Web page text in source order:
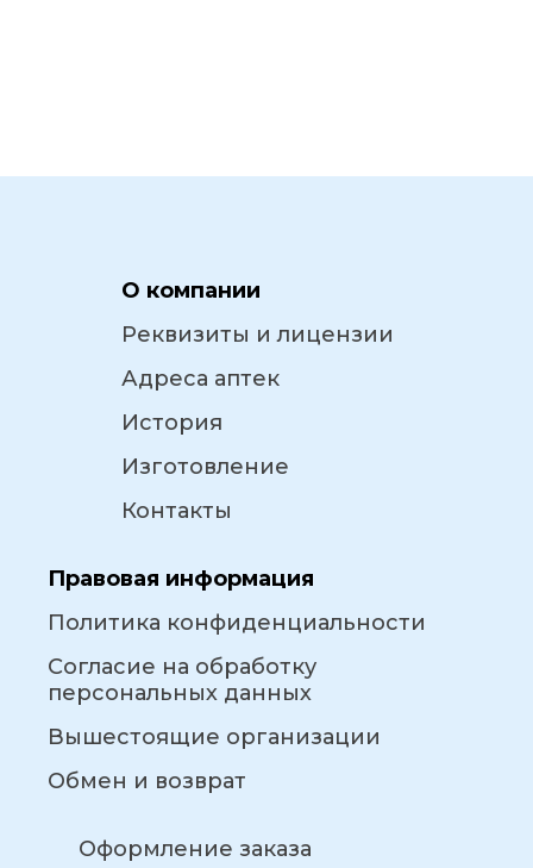
О компании
Реквизиты и лицензии
Адреса аптек
История
Изготовление
Контакты
Правовая информация
Политика конфиденциальности
Согласие на обработку
персональных данных
Вышестоящие организации
Обмен и возврат
Оформление заказа